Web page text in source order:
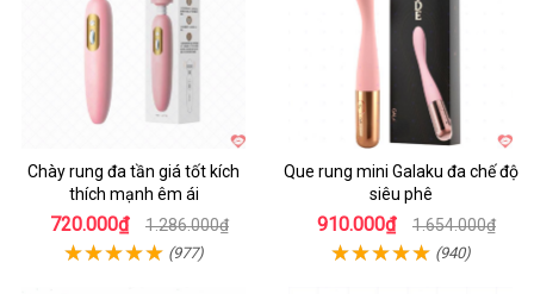
Chày rung đa tần giá tốt kích
thích mạnh êm ái
720.000₫ 1.286.000₫
(977)
Que rung mini Galaku đa chế độ
siêu phê
910.000₫ 1.654.000₫
(940)